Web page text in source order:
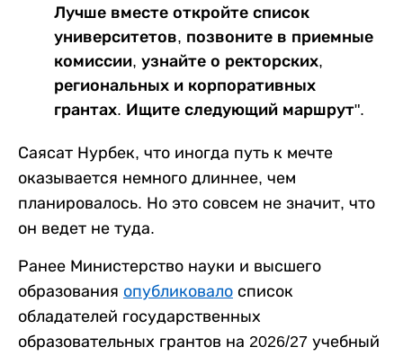
Лучше вместе откройте список
университетов, позвоните в приемные
комиссии, узнайте о ректорских,
региональных и корпоративных
грантах. Ищите следующий маршрут".
Саясат Нурбек, что иногда путь к мечте
оказывается немного длиннее, чем
планировалось. Но это совсем не значит, что
он ведет не туда.
Ранее Министерство науки и высшего
образования опубликовало список
обладателей государственных
образовательных грантов на 2026/27 учебный